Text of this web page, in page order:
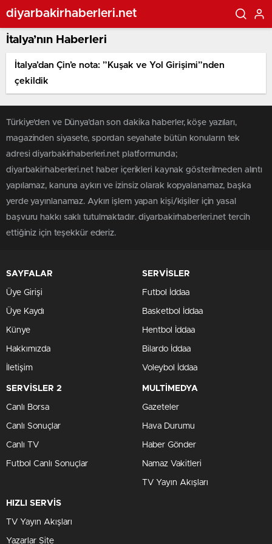
diyarbakirhaberleri.net
İtalya’nın Haberleri
İtalya’dan Çin’e nota: ”Kuşak ve Yol Girişimi”nden
çekildik
Türkiye'den ve Dünya’dan son dakika haberler, köşe yazıları,
magazinden siyasete, spordan seyahate bütün konuların tek
adresi diyarbakirhaberleri.net platformunda;
diyarbakirhaberleri.net haber içerikleri kaynak gösterilmeden alıntı
yapılamaz, kanuna aykırı ve izinsiz olarak kopyalanamaz, başka
yerde yayınlanamaz. Aykırı işlem yapan kişi/kişiler için yasal
başvuru hakkı saklı tutulmaktadır. diyarbakirhaberleri.net tercih
ettiğiniz için teşekkür ederiz.
SAYFALAR
Üye Girişi
Üye Kaydı
Künye
Hakkımızda
İletişim
SERVİSLER
Futbol İddaa
Basketbol İddaa
Hentbol İddaa
Bilardo İddaa
Voleybol İddaa
SERVİSLER 2
Canlı Borsa
Canlı Sonuçlar
Canlı TV
Futbol Canlı Sonuçlar
MULTİMEDYA
Gazeteler
Hava Durumu
Haber Gönder
Namaz Vakitleri
TV Yayın Akışları
HIZLI SERVİS
TV Yayın Akışları
Yazarlar Site